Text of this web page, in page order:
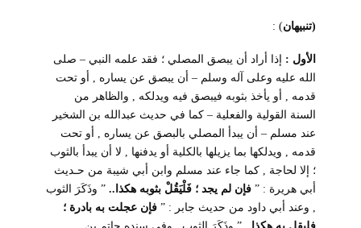
(تنبيهان) :
الأول : إذا أراد أن يبصق المصلي ؛ فقد علمه النبي – صلى
الله عليه وعلى آله وسلم – أن يبصق عن يساره , أو تحت
قدمه , أو يأخذ بثوبه فيبصق فيه ويدلكه , والظاهر من
السنة القولية والفعلية – كما في حديث عبدالله بن الشخير
عند مسلم – أن يبدأ المصلي بالبصق عن يساره , أو تحت
قدمه , ويدلكها بما يزيلها بالكلية أو يدفنها , لا أن يبدأ بالثوب
؛ إلا لحاجة , كما جاء عند مسلم وابن أبي شيبة من حـديث
أبي هريرة : ”فإن لم يجد ؛ فَلْيَقُلْ بثوبه هكذا.. ” وذَكَرَ الثوب
, وعند أبي داود من حديث جابر : ”فإن عجلت به بادرة ؛
فليقل به هكذا.. ” وذَكَرَ الثوب , وفي سنده حاتم بن